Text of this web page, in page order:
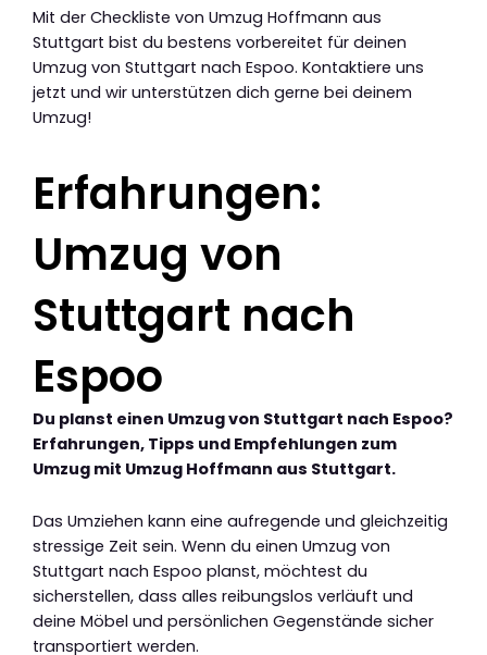
Mit der Checkliste von Umzug Hoffmann aus
Stuttgart bist du bestens vorbereitet für deinen
Umzug von Stuttgart nach Espoo. Kontaktiere uns
jetzt und wir unterstützen dich gerne bei deinem
Umzug!
Erfahrungen:
Umzug von
Stuttgart nach
Espoo
Du planst einen Umzug von Stuttgart nach Espoo?
Erfahrungen, Tipps und Empfehlungen zum
Umzug mit Umzug Hoffmann aus Stuttgart.
Das Umziehen kann eine aufregende und gleichzeitig
stressige Zeit sein. Wenn du einen Umzug von
Stuttgart nach Espoo planst, möchtest du
sicherstellen, dass alles reibungslos verläuft und
deine Möbel und persönlichen Gegenstände sicher
transportiert werden.